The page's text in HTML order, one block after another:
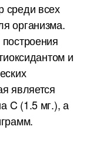
среди всех
организма.
и
является
C (1.5 мг.), а